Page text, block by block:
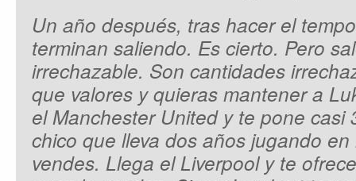
Un año después, tras hacer el
terminan saliendo. Es cierto. Pero
irrechazable. Son cantidades
que valores y quieras mantener a
el Manchester United y te pone casi
chico que lleva dos años jugando
vendes. Llega el Liverpool y te